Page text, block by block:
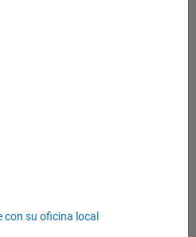
Engineer
con su oficina local